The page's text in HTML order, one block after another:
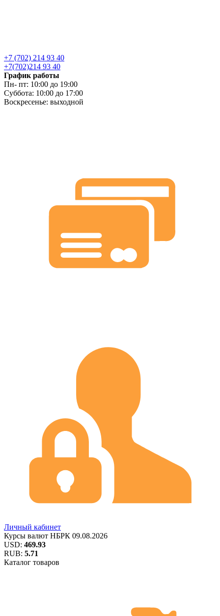
+7 (702) 214 93 40
+7(702)214 93 40
График работы
Пн- пт: 10:00 до 19:00
Суббота: 10:00 до 17:00
Воскресенье: выходной
Личный кабинет
Курсы валют НБРК 09.08.2026
USD: 469.93
RUB: 5.71
Каталог товаров